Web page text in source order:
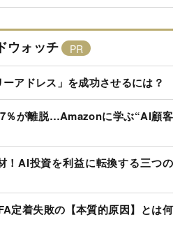
ウォッチ
アドレス」を成功させるには？
％が離脱…Amazonに学ぶ“AI顧客
！AI投資を利益に転換する三つの
定着失敗の【本質的原因】とは何